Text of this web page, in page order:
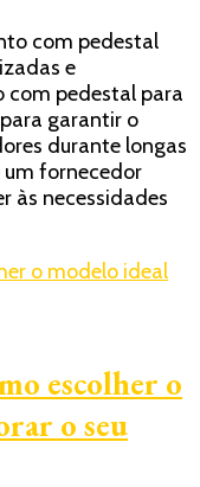
com pedestal
e
com pedestal para
garantir o
durante longas
um fornecedor
às necessidades
escolher o
o seu